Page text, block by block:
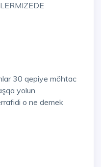
30 qepiye möhtac
yolun
o ne demek